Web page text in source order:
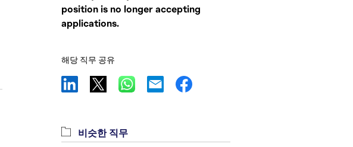
position is no longer accepting
applications.
해당 직무 공유
비슷한 직무